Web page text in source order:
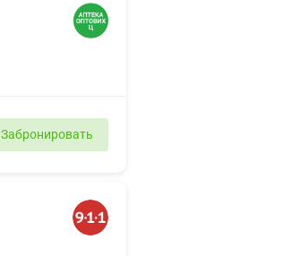
Забронировать